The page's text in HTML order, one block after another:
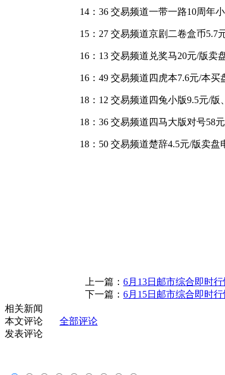
14：36 交易频道一带一路10周年
15：27 交易频道京剧二卷盒币5.7
16：13 交易频道兑奖马20元/版卖
16：49 交易频道四虎本7.6元/本买
18：12 交易频道四兔小版9.5元/
18：36 交易频道四马大版对号58
18：50 交易频道楚辞4.5元/版卖
上一篇： 6月13日邮市综合即时行
下一篇： 6月15日邮市综合即时行
相关新闻
本文评论
全部评论
发表评论